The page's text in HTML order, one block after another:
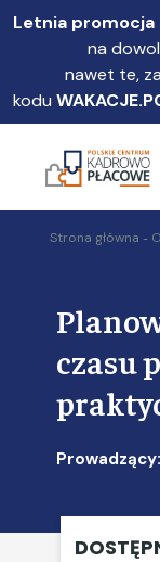
Przejdź
treści
Letnia
na
nawet te,
kodu
Strona główna
czasu
Prowadzący: